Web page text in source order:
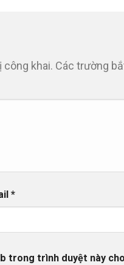
công khai. Các trường
*
trong trình duyệt này